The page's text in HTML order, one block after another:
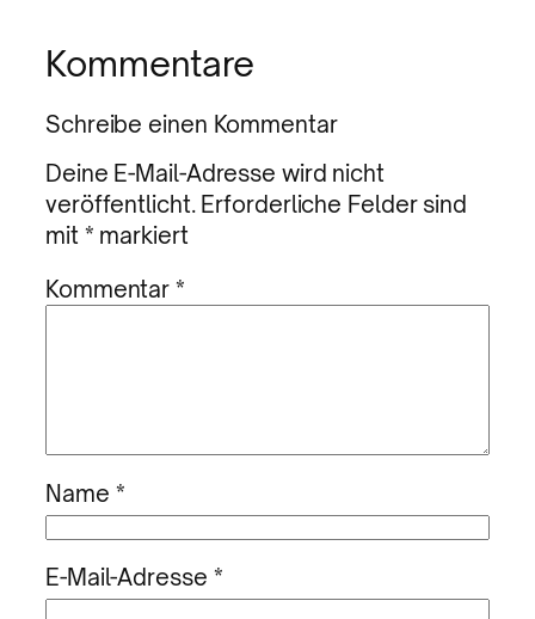
Kommentare
Schreibe einen Kommentar
Deine E-Mail-Adresse wird nicht
veröffentlicht. Erforderliche Felder sind
mit * markiert
Kommentar*
Name *
E-Mail-Adresse *